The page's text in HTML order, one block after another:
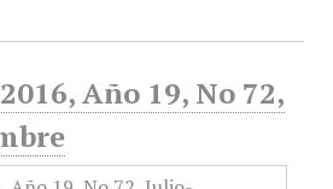
Año 19, No 72,